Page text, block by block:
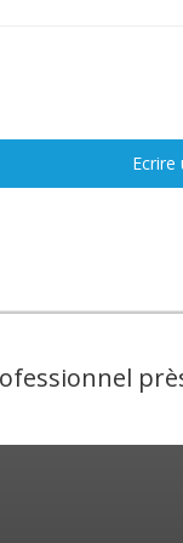
Ecrire